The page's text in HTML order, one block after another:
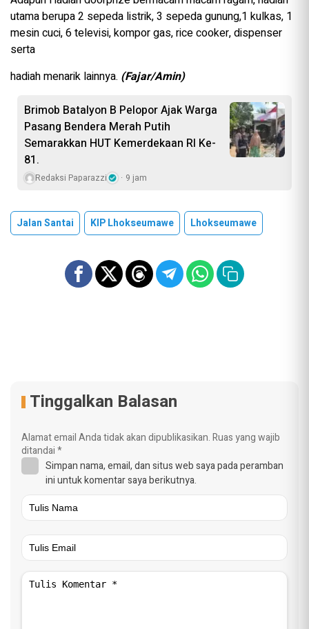
utama berupa 2 sepeda listrik, 3 sepeda gunung,1 kulkas, 1
mesin cuci, 6 televisi, kompor gas, rice cooker, dispenser
serta
hadiah menarik lainnya. (Fajar/Amin)
Brimob Batalyon B Pelopor Ajak Warga
Pasang Bendera Merah Putih
Semarakkan HUT Kemerdekaan RI Ke-
81.
Redaksi Paparazzi 9 jam
Jalan Santai KIP Lhokseumawe Lhokseumawe
Tinggalkan Balasan
Alamat email Anda tidak akan dipublikasikan.Ruas yang wajib
ditandai*
Simpan nama, email, dan situs web saya pada peramban
ini untuk komentar saya berikutnya.